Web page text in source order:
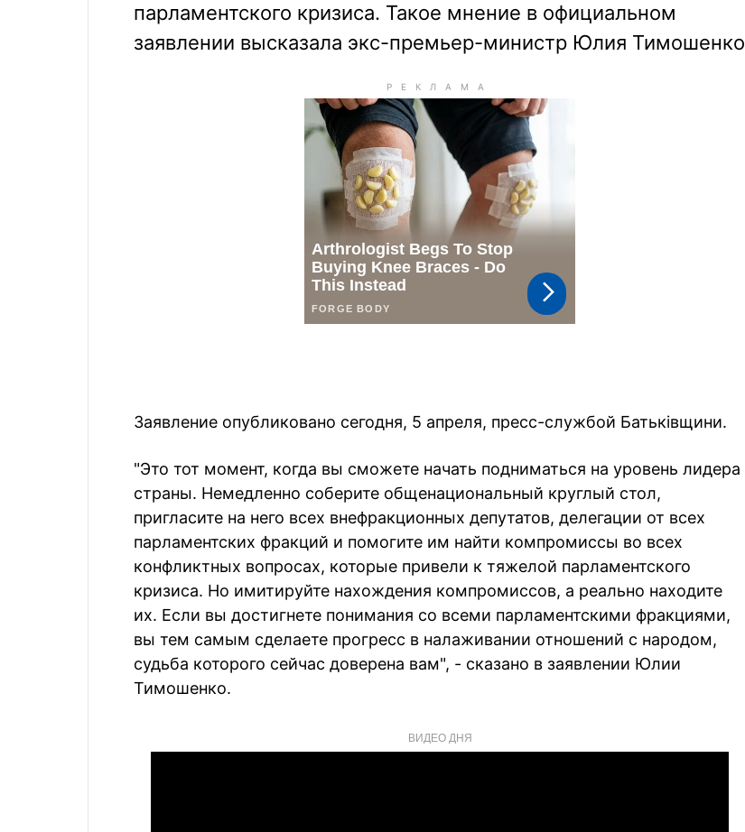
парламентского кризиса. Такое мнение в официальном
заявлении высказала экс-премьер-министр Юлия Тимошенко
Заявление опубликовано сегодня, 5 апреля, пресс-службой Батьківщини.
"Это тот момент, когда вы сможете начать подниматься на уровень лидера
страны. Немедленно соберите общенациональный круглый стол,
пригласите на него всех внефракционных депутатов, делегации от всех
парламентских фракций и помогите им найти компромиссы во всех
конфликтных вопросах, которые привели к тяжелой парламентского
кризиса. Но имитируйте нахождения компромиссов, а реально находите
их. Если вы достигнете понимания со всеми парламентскими фракциями,
вы тем самым сделаете прогресс в налаживании отношений с народом,
судьба которого сейчас доверена вам", - сказано в заявлении Юлии
Тимошенко.
ВИДЕО ДНЯ